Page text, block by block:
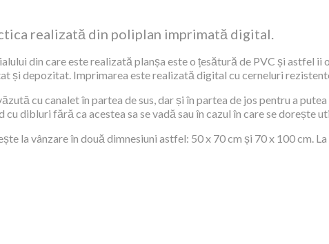
realizată din poliplan imprimată digital.
din care este realizată planșa este o țesătură de PVC și astfel
și depozitat. Imprimarea este realizată digital cu cerneluri
cu canalet în partea de sus, dar și în partea de jos pentru a
cu dibluri fără ca acestea sa se vadă sau în cazul în care se dorește
la vânzare în două dimnesiuni astfel: 50 x 70 cm și 70 x 100 cm.